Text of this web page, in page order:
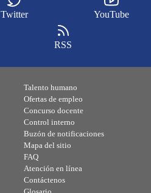
Twitter YouTube
RSS
Talento humano
Ofertas de empleo
Concurso docente
Control interno
Buzón de notificaciones
Mapa del sitio
FAQ
Atención en línea
Contáctenos